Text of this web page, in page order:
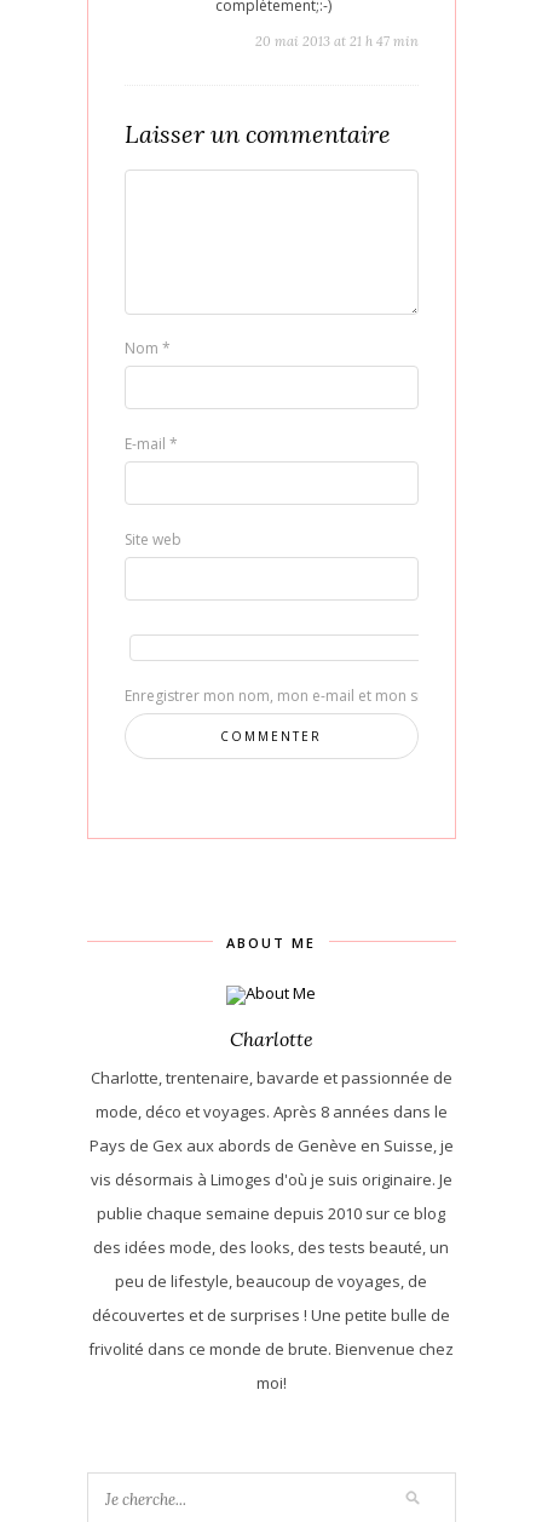
complètement;:-)
20 mai 2013 at 21 h 47 min
Laisser un commentaire
Nom *
E-mail *
Site web
Enregistrer mon nom, mon e-mail et mon site dans le
ABOUT ME
Charlotte
Charlotte, trentenaire, bavarde et passionnée de
mode, déco et voyages. Après 8 années dans le
Pays de Gex aux abords de Genève en Suisse, je
vis désormais à Limoges d'où je suis originaire. Je
publie chaque semaine depuis 2010 sur ce blog
des idées mode, des looks, des tests beauté, un
peu de lifestyle, beaucoup de voyages, de
découvertes et de surprises ! Une petite bulle de
frivolité dans ce monde de brute. Bienvenue chez
moi!